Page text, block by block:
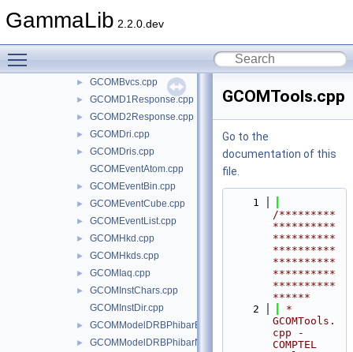
GammaLib 2.2.0.dev
src
com_helpers_response_vector.cpp
► com_helpers_response_vector.hpp
► GCOMBvcs.cpp
► GCOMD1Response.cpp
► GCOMD2Response.cpp
► GCOMDri.cpp
►
GCOMDris.cpp
GCOMEventAtom.cpp
► GCOMEventBin.cpp
► GCOMEventCube.cpp
► GCOMEventList.cpp
► GCOMHkd.cpp
► GCOMHkds.cpp
► GCOMIaq.cpp
►
GCOMInstChars.cpp
GCOMInstDir.cpp
► GCOMModelDRBPhibarBins.cpp
► GCOMModelDRBPhibarNodes.cpp
GCOMTools.cpp
Go to the
documentation of this
file.
    1
/*********
**********
**********
**********
**********
**********
**********
******
    2
*
GCOMTools.
cpp -
COMPTEL